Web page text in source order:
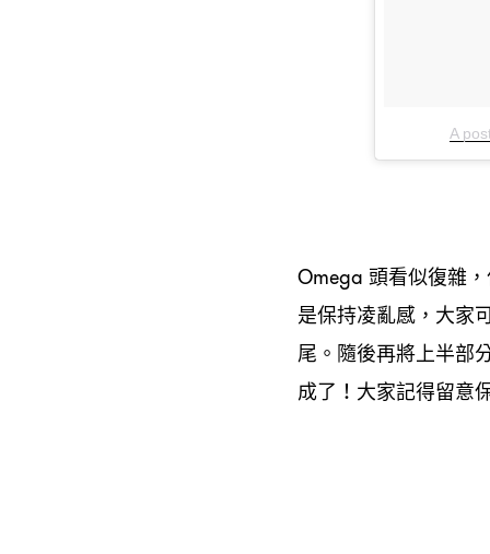
A
Omega 頭看似復雜 ，
是保持凌亂感 ， 大家
尾。隨後再將上半部
成了 ！ 大家記得留意